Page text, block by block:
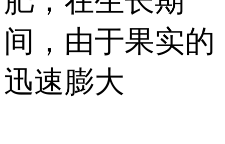
间，由于果实的
迅速膨大